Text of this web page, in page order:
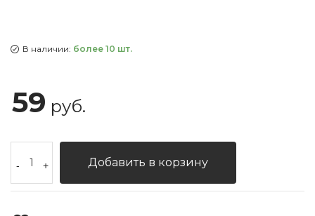
В наличии: более 10 шт.
59 руб.
- + Добавить в корзину